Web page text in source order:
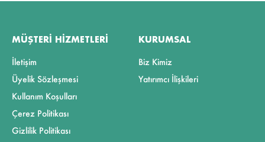
MÜŞTERI HIZMETLERI
İletişim
Üyelik Sözleşmesi
Kullanım Koşulları
Çerez Politikası
Gizlilik Politikası
KURUMSAL
Biz Kimiz
Yatırımcı İlişkileri